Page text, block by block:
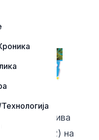
возбудлива
(4:2) на